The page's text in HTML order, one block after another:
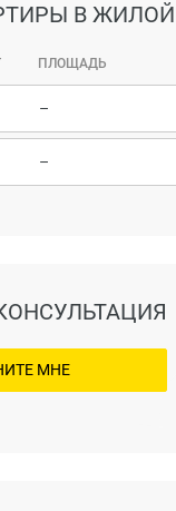
В
ПЛОЩАДЬ
–
–
МНЕ